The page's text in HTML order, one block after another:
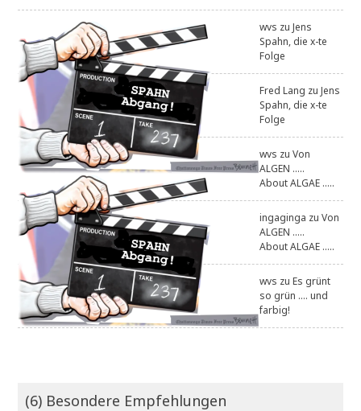
wvs zuJens
Spahn, die x-te
Folge
Fred Lang zuJens
Spahn, die x-te
Folge
wvs zuVon
ALGEN .....
About ALGAE .....
ingaginga zuVon
ALGEN .....
About ALGAE .....
wvs zuEs grünt
so grün .... und
farbig!
(6) Besondere Empfehlungen